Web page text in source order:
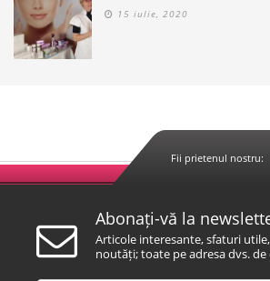
15 iulie, 2020
Fii prietenul nostru:
Abonați-vă la
Articole interesante, sfaturi
noutăți; toate pe adresa dvs. de